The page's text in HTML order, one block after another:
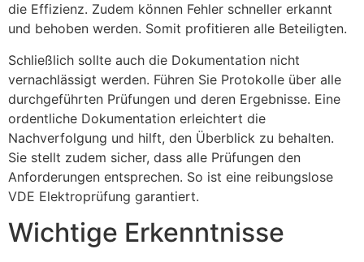
die Effizienz. Zudem können Fehler schneller erkannt
und behoben werden. Somit profitieren alle Beteiligten.
Schließlich sollte auch die Dokumentation nicht
vernachlässigt werden. Führen Sie Protokolle über alle
durchgeführten Prüfungen und deren Ergebnisse. Eine
ordentliche Dokumentation erleichtert die
Nachverfolgung und hilft, den Überblick zu behalten.
Sie stellt zudem sicher, dass alle Prüfungen den
Anforderungen entsprechen. So ist eine reibungslose
VDE Elektroprüfung garantiert.
Wichtige Erkenntnisse